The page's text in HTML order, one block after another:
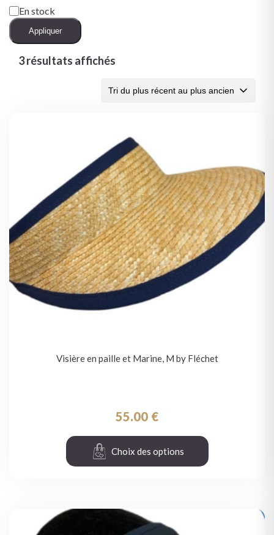
3 résultats affichés
Visière en paille et Marine, M by Fléchet
55.00 €
Choix des options
En stock
Appliquer